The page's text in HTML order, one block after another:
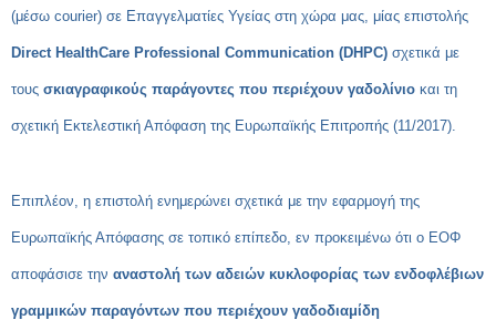
(μέσω courier) σε Επαγγελματίες Υγείας στη χώρα μας, μίας επιστολής
Direct HealthCare Professional Communication (DHPC) σχετικά με
τους σκιαγραφικούς παράγοντες που περιέχουν γαδολίνιο και τη
σχετική Εκτελεστική Απόφαση της Ευρωπαϊκής Επιτροπής (11/2017).
Επιπλέον, η επιστολή ενημερώνει σχετικά με την εφαρμογή της
Ευρωπαϊκής Απόφασης σε τοπικό επίπεδο, εν προκειμένω ότι ο ΕΟΦ
αποφάσισε την αναστολή των αδειών κυκλοφορίας των ενδοφλέβιων
γραμμικών παραγόντων που περιέχουν γαδοδιαμίδη